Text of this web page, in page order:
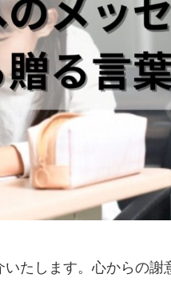
たします。心からの謝